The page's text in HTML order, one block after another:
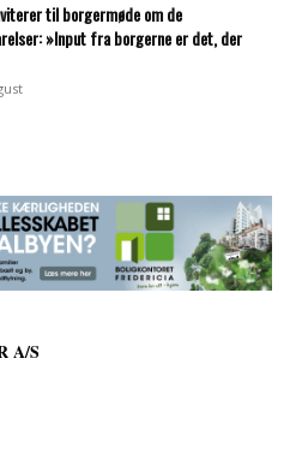
til borgermøde om de
»Input fra borgerne er det, der
A/S